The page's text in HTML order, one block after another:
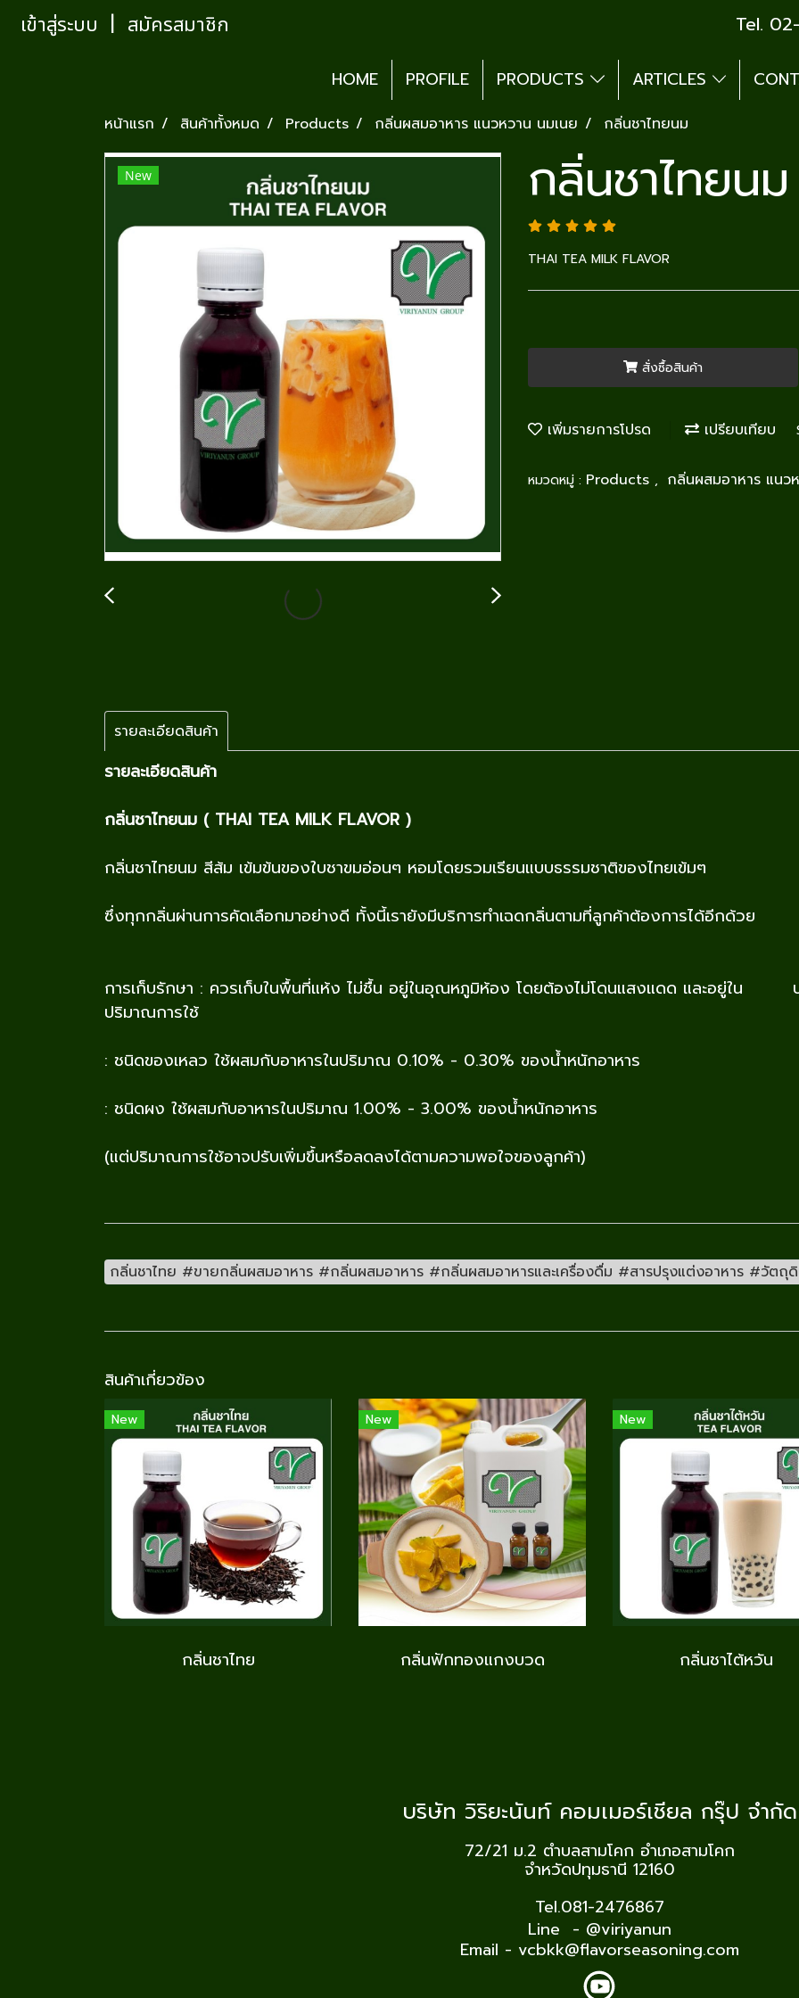
เข้าสู่ระบบ สมัครสมาชิก Tel.
HOME PROFILE PRODUCTS ARTICLES
หน้าแรก สินค้าทั้งหมด Products กลิ่นผสมอาหาร แนวหวาน นมเนย กลิ่นชาไทยนม
New กลิ่นชาไทยนม
THAI TEA MILK FLAVOR
สั่งซื้อสินค้า
เพิ่มรายการโปรด เปรียบเทียบ
หมวดหมู่ : Products , กลิ่นผสมอาหาร แนว
รายละเอียดสินค้า
รายละเอียดสินค้า
กลิ่นชาไทยนม ( THAI TEA MILK FLAVOR )
กลิ่นชาไทยนม สีส้ม เข้มข้นของใบชาขมอ่อนๆ หอมโดยรวมเรียนแบบธรรมชาติของไทยเข้มๆ
ซึ่งทุกกลิ่นผ่านการคัดเลือกมาอย่างดี ทั้งนี้เรายังมีบริการทำเฉดกลิ่นตามที่ลูกค้าต้องการได้อีกด้วย
การเก็บรักษา : ควรเก็บในพื้นที่แห้ง ไม่ชื้น อยู่ในอุณหภูมิห้อง โดยต้องไม่โดนแสงแดด และอยู่ใน
ปริมาณการใช้
: ชนิดของเหลว ใช้ผสมกับอาหารในปริมาณ 0.10% - 0.30% ของน้ำหนักอาหาร
: ชนิดผง ใช้ผสมกับอาหารในปริมาณ 1.00% - 3.00% ของน้ำหนักอาหาร
(แต่ปริมาณการใช้อาจปรับเพิ่มขึ้นหรือลดลงได้ตามความพอใจของลูกค้า)
กลิ่นชาไทย #ขายกลิ่นผสมอาหาร #กลิ่นผสมอาหาร #กลิ่นผสมอาหารและเครื่องดื่ม #สารปรุงแต่งอาหาร #วัตถุ
สินค้าเกี่ยวข้อง
New
กลิ่นชาไทย
New
กลิ่นฟักทองแกงบวด
New
กลิ่นชาไต้หวัน
บริษัท วิริยะนันท์ คอมเมอร์เชียล กรุ๊ป จำกัด
72/21 ม.2 ตำบลสามโคก อำเภอสามโคก
จำหวัดปทุมธานี 12160
Tel.081-2476867
Line - @viriyanun
Email - vcbkk@flavorseasoning.com